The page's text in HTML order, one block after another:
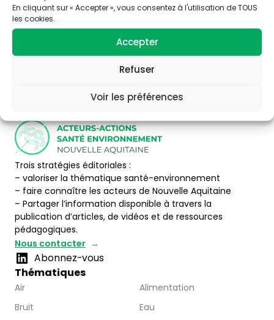
En cliquant sur « Accepter », vous consentez à l'utilisation de TOUS
les cookies.
Accepter
Refuser
Voir les préférences
Trois stratégies éditoriales :
– valoriser la thématique santé-environnement
– faire connaître les acteurs de Nouvelle Aquitaine
– Partager l’information disponible à travers la
publication d’articles, de vidéos et de ressources
pédagogiques.
Nous contacter
Abonnez-vous
Thématiques
Air
Alimentation
Bruit
Eau